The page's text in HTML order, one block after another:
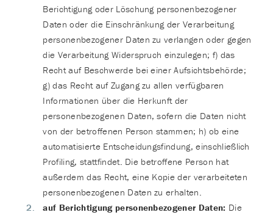
Berichtigung oder Löschung personenbezogener
Daten oder die Einschränkung der Verarbeitung
personenbezogener Daten zu verlangen oder gegen
die Verarbeitung Widerspruch einzulegen; f) das
Recht auf Beschwerde bei einer Aufsichtsbehörde;
g) das Recht auf Zugang zu allen verfügbaren
Informationen über die Herkunft der
personenbezogenen Daten, sofern die Daten nicht
von der betroffenen Person stammen; h) ob eine
automatisierte Entscheidungsfindung, einschließlich
Profiling, stattfindet. Die betroffene Person hat
außerdem das Recht, eine Kopie der verarbeiteten
personenbezogenen Daten zu erhalten.
auf Berichtigung personenbezogener Daten: Die